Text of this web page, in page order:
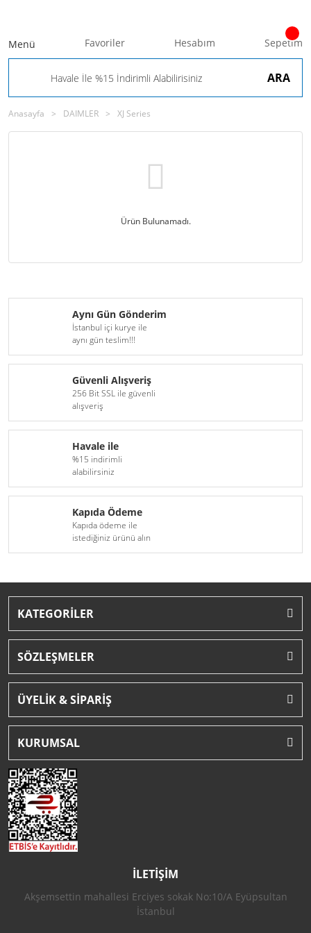
ARA
Menü Favoriler Hesabım Sepetim
Anasayfa DAIMLER XJ Series
Ürün Bulunamadı.
Aynı Gün Gönderim
İstanbul içi kurye ile
aynı gün teslim!!!
Güvenli Alışveriş
256 Bit SSL ile güvenli
alışveriş
Havale ile
%15 indirimli
alabilirsiniz
Kapıda Ödeme
Kapıda ödeme ile
istediğiniz ürünü alın
KATEGORİLER
SÖZLEŞMELER
ÜYELİK & SİPARİŞ
KURUMSAL
İLETİŞİM
Akşemsettin mahallesi Erciyes sokak No:10/A Eyüpsultan
İstanbul